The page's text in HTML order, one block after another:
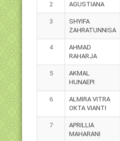
2 AGUSTIANA
3
SHYIFA
ZAHRATUNNISA
4
AHMAD
RAHARJA
5
AKMAL
HUNAEPI
6
ALMIRA VITRA
OKTA VIANTI
7
APRILLIA
MAHARANI